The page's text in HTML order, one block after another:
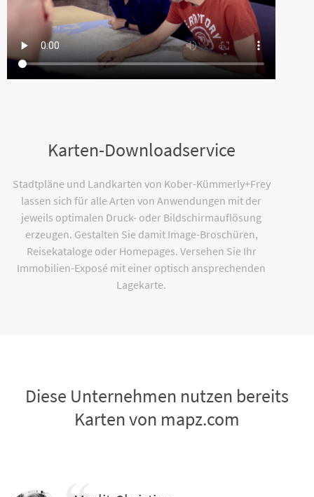
Karten-Downloadservice
Stadtpläne und Landkarten von Kober-Kümmerly+Frey
lassen sich für alle Arten von Anwendungen mit der
jeweils optimalen Druck- oder Bildschirmauflösung
erzeugen. Gestalten Sie damit Image-Broschüren,
Reisekataloge oder Homepages. Versehen Sie Ihr
Immobilien-Exposé mit einer optisch ansprechenden
Lagekarte.
Diese Unternehmen nutzen bereits
Karten von mapz.com